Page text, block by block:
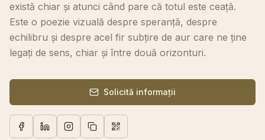
există chiar și atunci când pare că totul este ceață.
Este o poezie vizuală despre speranță, despre
echilibru și despre acel fir subțire de aur care ne ține
legați de sens, chiar și între două orizonturi.
Solicită informații